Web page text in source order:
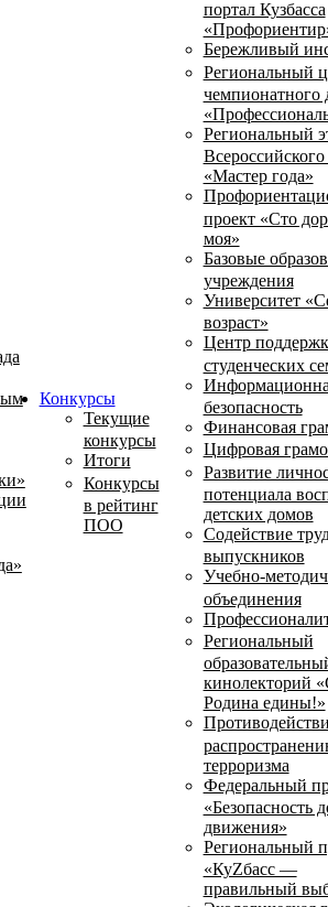
Конкурсы
Текущие
конкурсы
Итоги
Конкурсы
в рейтинг
ПОО
портал Кузбасса
Бережливый
Региональный
чемпионатного
Региональный
Всероссийского
«Мастер года»
проект «Сто
моя»
Базовые
учреждения
Университет
возраст»
Центр
студенческих
безопасность
Финансовая
Цифровая
Развитие
потенциала
детских домов
Содействие
выпускников
Учебно-
объединения
Региональный
кинолекторий
Родина едины!»
терроризма
Федеральный
«Безопасность
движения»
Региональный
«КуZбасс —
правильный